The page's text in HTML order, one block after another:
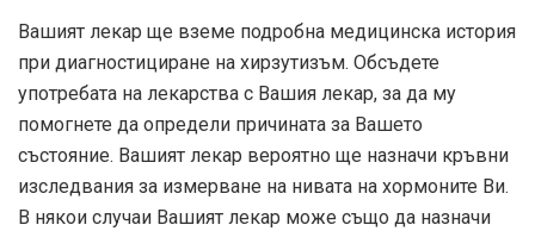
Вашият лекар ще вземе подробна медицинска история
при диагностициране на хирзутизъм. Обсъдете
употребата на лекарства с Вашия лекар, за да му
помогнете да определи причината за Вашето
състояние. Вашият лекар вероятно ще назначи кръвни
изследвания за измерване на нивата на хормоните Ви.
В някои случаи Вашият лекар може също да назначи